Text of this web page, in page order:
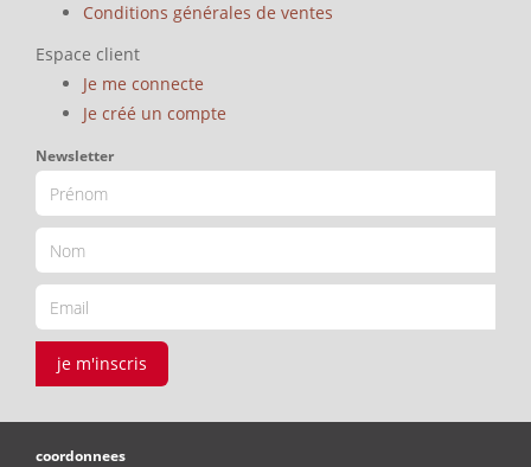
Conditions générales de ventes
Espace client
Je me connecte
Je créé un compte
Newsletter
je m'inscris
coordonnees